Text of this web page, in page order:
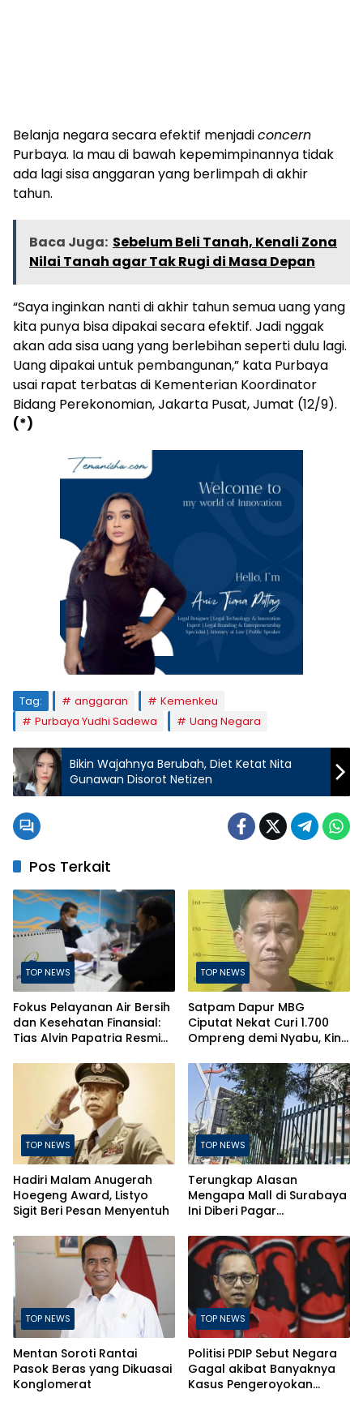
Belanja negara secara efektif menjadiconcern
Purbaya. Ia mau di bawah kepemimpinannya tidak
ada lagi sisa anggaran yang berlimpah di akhir
tahun.
Baca Juga: Sebelum Beli Tanah, Kenali Zona
Nilai Tanah agar Tak Rugi di Masa Depan
“Saya inginkan nanti di akhir tahun semua uang yang
kita punya bisa dipakai secara efektif. Jadi nggak
akan ada sisa uang yang berlebihan seperti dulu lagi.
Uang dipakai untuk pembangunan,” kata Purbaya
usai rapat terbatas di Kementerian Koordinator
Bidang Perekonomian, Jakarta Pusat, Jumat (12/9).
(*)
Tag: anggaran
Kemenkeu
Purbaya Yudhi Sadewa
Uang Negara
Bikin Wajahnya Berubah, Diet Ketat Nita
Gunawan Disorot Netizen
Pos Terkait
TOP NEWS
Fokus Pelayanan Air Bersih
dan Kesehatan Finansial:
Tias Alvin Papatria Resmi
Minum Surabaya
TOP NEWS
Satpam Dapur MBG
Ciputat Nekat Curi 1.700
Ompreng demi Nyabu, Kini
TOP NEWS
Hadiri Malam Anugerah
Hoegeng Award, Listyo
Sigit Beri Pesan Menyentuh
TOP NEWS
Terungkap Alasan
Mengapa Mall di Surabaya
Ini Diberi Pagar
TOP NEWS
Mentan Soroti Rantai
Pasok Beras yang Dikuasai
Konglomerat
TOP NEWS
Politisi PDIP Sebut Negara
Gagal akibat Banyaknya
Kasus Pengeroyokan